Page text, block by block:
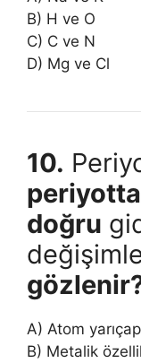
B) H ve O
C) C ve N
D) Mg ve Cl
10.
doğru
A) Atom
B) Metalik